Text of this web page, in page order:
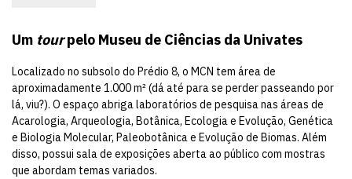
Um tourpelo Museu de Ciências da Univates
Localizado no subsolo do Prédio 8, o MCN tem área de
aproximadamente 1.000 m² (dá até para se perder passeando por
lá, viu?). O espaço abriga laboratórios de pesquisa nas áreas de
Acarologia, Arqueologia, Botânica, Ecologia e Evolução, Genética
e Biologia Molecular, Paleobotânica e Evolução de Biomas. Além
disso, possui sala de exposições aberta ao público com mostras
que abordam temas variados.